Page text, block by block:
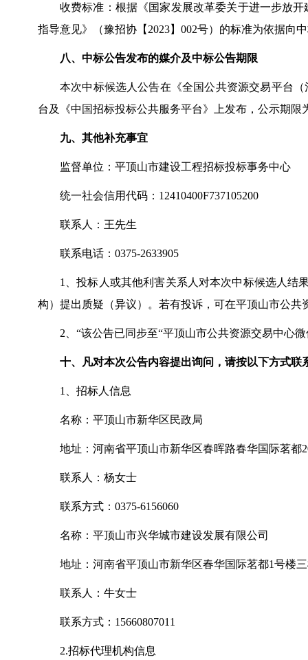
收费标准：根据《国家发展改革委关于进一步放
指导意见》（豫招协【2023】002号）的标准为依据向
八、中标公告发布的媒介及中标公告期限
本次中标候选人公告在《全国公共资源交易平台（
台及《中国招标投标公共服务平台》上发布，公示期限
九、其他补充事宜
监督单位：平顶山市建设工程招标投标事务中心
统一社会信用代码： 12410400F737105200
联系人：王先生
联系电话： 0375-2633905
1、投标人或其他利害关系人对本次中标候选人结
构）提出质疑（异议）。若有投诉，可在平顶山市公
2、“该公告已同步至“平顶山市公共资源交易中心
十、凡对本次公告内容提出询问，请按以下方式联
1、招标人信息
名称：平顶山市新华区民政局
地址：河南省平顶山市新华区春晖路春华国际茗都
联系人：杨女士
联系方式： 0375-6156060
名称：平顶山市兴华城市建设发展有限公司
地址：河南省平顶山市新华区春华国际茗都1号楼
联系人：牛女士
联系方式： 15660807011
2.招标代理机构信息